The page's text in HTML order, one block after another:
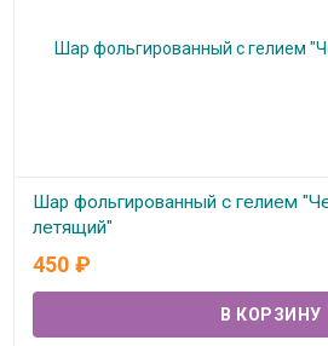
Шар фольгированный с гелием
летящий"
В наличии
450 ₽